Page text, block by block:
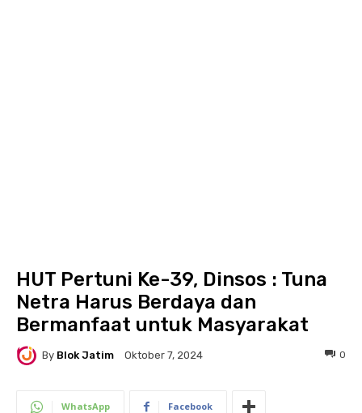
HUT Pertuni Ke-39, Dinsos : Tuna
Netra Harus Berdaya dan
Bermanfaat untuk Masyarakat
By Blok Jatim Oktober 7, 2024 0
WhatsApp Facebook